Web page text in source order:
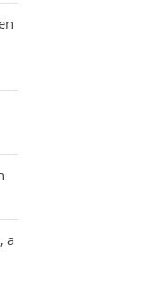
a